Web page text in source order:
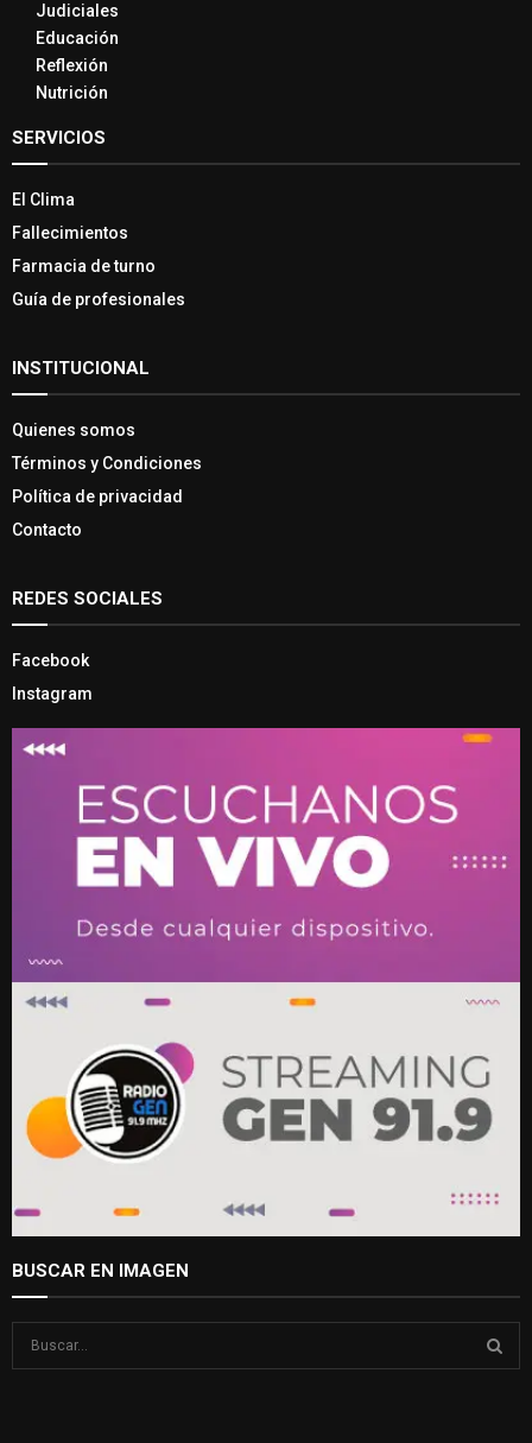
Judiciales
Educación
Reflexión
Nutrición
SERVICIOS
El Clima
Fallecimientos
Farmacia de turno
Guía de profesionales
INSTITUCIONAL
Quienes somos
Términos y Condiciones
Política de privacidad
Contacto
REDES SOCIALES
Facebook
Instagram
BUSCAR EN IMAGEN